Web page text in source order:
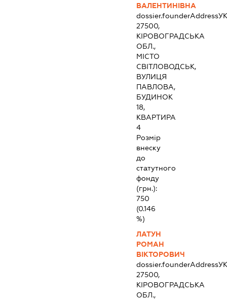
ВАЛЕНТИНІВНА
dossier.founderAddress
27500,
КІРОВОГРАДСЬКА
ОБЛ.,
МІСТО
СВІТЛОВОДСЬК,
ВУЛИЦЯ
ПАВЛОВА,
БУДИНОК
18,
КВАРТИРА
4
Розмір
внеску
до
статутного
фонду
(грн.):
750
(0.146
%)
ЛАТУН
РОМАН
ВІКТОРОВИЧ
dossier.founderAddress
27500,
КІРОВОГРАДСЬКА
ОБЛ.,